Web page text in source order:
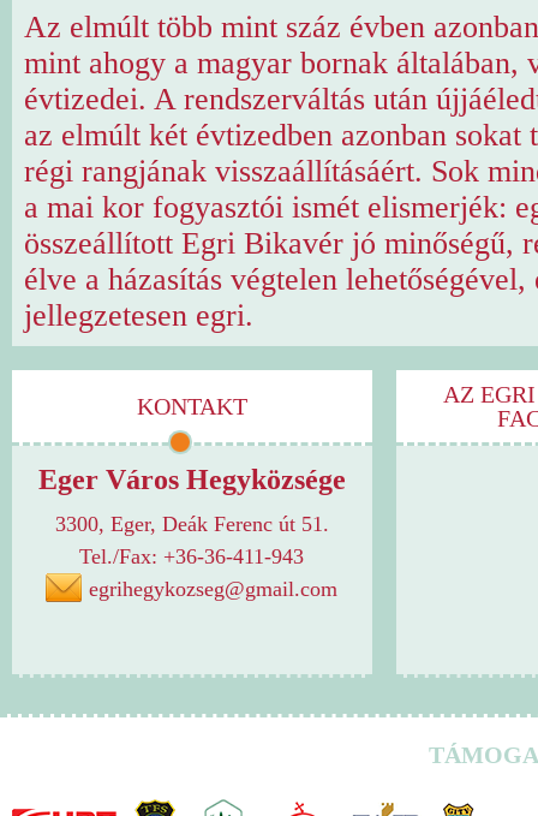
Az elmúlt több mint száz évben
mint ahogy a magyar bornak általában,
évtizedei. A rendszerváltás után
az elmúlt két évtizedben azonban sokat
régi rangjának visszaállításáért. Sok
a mai kor fogyasztói ismét elismerjék:
összeállított Egri Bikavér jó minőségű,
élve a házasítás végtelen
jellegzetesen egri.
KONTAKT
Eger Város Hegyközsége
3300, Eger, Deák Ferenc út 51.
Tel./Fax: +36-36-411-943
egrihegykozseg@gmail.com
AZ